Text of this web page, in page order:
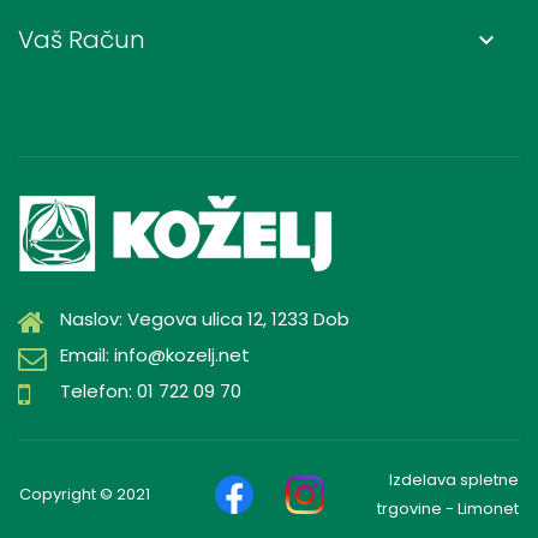
Vaš Račun keyboard_arrow_down
Naslov: Vegova ulica 12, 1233 Dob
Email: info@kozelj.net
Telefon: 01 722 09 70
Copyright © 2021
Izdelava spletne
trgovine - Limonet